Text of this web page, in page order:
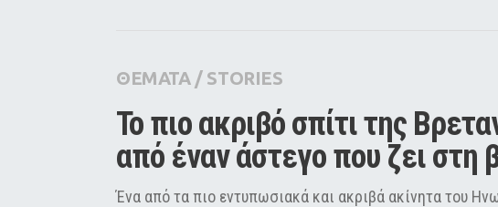
Pop Culture
Agenda
ΘΕΜΑΤΑ/ STORIES
Το πιο ακριβό σπίτι της
από έναν άστεγο που ζει στη
Ένα από τα πιο εντυπωσιακά και ακριβά ακίνητα του